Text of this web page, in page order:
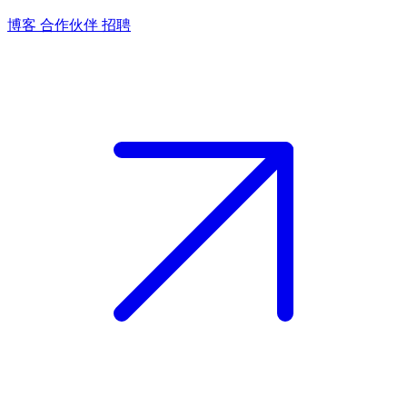
博客 合作伙伴 招聘